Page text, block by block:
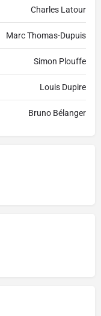
Charles Latour
Marc Thomas-Dupuis
Simon Plouffe
Louis Dupire
Bruno Bélanger